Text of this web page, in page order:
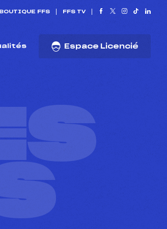
BOUTIQUE FFS FFS TV
Espace Licencié